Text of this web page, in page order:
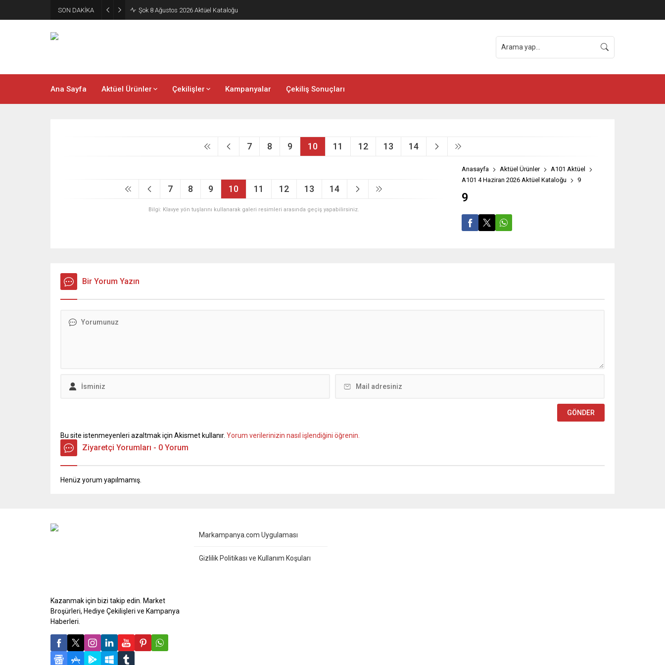
SON DAKİKA Şok 8 Ağustos 2026 Aktüel Kataloğu
Ana Sayfa Aktüel Ürünler Çekilişler Kampanyalar Çekiliş Sonuçları
7 8 9 10 11 12 13 14
7 8 9 10 11 12 13 14
Bilgi: Klavye yön tuşlarını kullanarak galeri resimleri arasında geçiş yapabilirsiniz.
Anasayfa Aktüel Ürünler
A101 Aktüel
A101 4 Haziran 2026 Aktüel Kataloğu
9
9
Bir Yorum Yazın
Bu site istenmeyenleri azaltmak için Akismet kullanır. Yorum verilerinizin nasıl işlendiğini öğrenin.
Ziyaretçi Yorumları - 0 Yorum
Henüz yorum yapılmamış.
Kazanmak için bizi takip edin. Market
Broşürleri, Hediye Çekilişleri ve Kampanya
Haberleri.
Markampanya.com Uygulaması
Gizlilik Politikası ve Kullanım Koşuları